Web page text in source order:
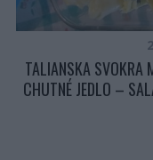
TALIANSKA SVOKRA
CHUTNÉ JEDLO –